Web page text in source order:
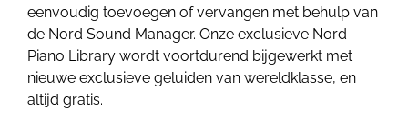
eenvoudig toevoegen of vervangen met behulp van
de Nord Sound Manager. Onze exclusieve Nord
Piano Library wordt voortdurend bijgewerkt met
nieuwe exclusieve geluiden van wereldklasse, en
altijd gratis.